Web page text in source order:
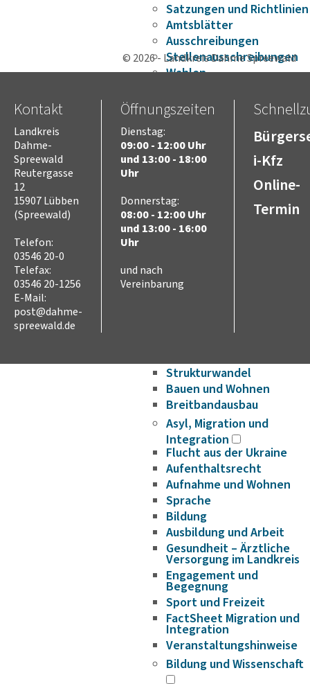
Satzungen und Richtlinien
Amtsblätter
Ausschreibungen
Stellenausschreibungen
Wahlen
Kreistag
Vorsitz des Kreistages
Rats- und
Niederschriften
Videoaufzeichnungen
Kreistag
Themen
Familie
Jugend
Erwachsene
Bauen und Infrastruktur
Strukturwandel
Bauen und Wohnen
Breitbandausbau
Asyl, Migration und
Integration
Flucht aus der Ukraine
Aufenthaltsrecht
Aufnahme und Wohnen
Sprache
Bildung
Ausbildung und Arbeit
Gesundheit – Ärztliche
Versorgung im Landkreis
Engagement und
Begegnung
Sport und Freizeit
FactSheet Migration und
Integration
Veranstaltungshinweise
Bildung und Wissenschaft
© 2026 - Landkreis Dahme Spreewald
Kontakt
Landkreis
Dahme-
Spreewald
Reutergasse
12
15907 Lübben
(Spreewald)
Telefon:
03546 20-0
Telefax:
03546 20-1256
E-Mail:
post@dahme-
spreewald.de
Öffnungszeiten
Dienstag:
09:00 - 12:00 Uhr
und 13:00 - 18:00
Uhr
Donnerstag:
08:00 - 12:00 Uhr
und 13:00 - 16:00
Uhr
und nach
Vereinbarung
i-Kfz
Online-
Termin